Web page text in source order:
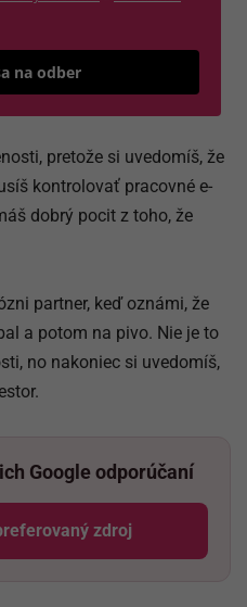
okne)
na odber
pretože si uvedomíš, že
kontrolovať pracovné e-
dobrý pocit z toho, že
partner, keď oznámi, že
a potom na pivo. Nie je to
no nakoniec si uvedomíš,
Google odporúčaní
zdroj
Odzadu, odkaz sa otvorí v